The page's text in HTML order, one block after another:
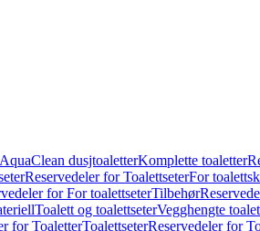
dusjtoaletterKomplette toaletter
Reservedeler for ToalettseterFor
for For toalettseterTilbehør
Toalett og toalettseterVegghengte
for ToaletterToalettseterReservedeler for